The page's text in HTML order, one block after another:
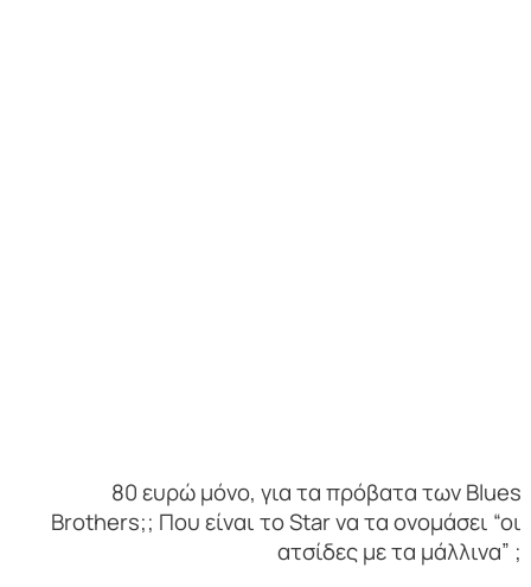
80 ευρώ μόνο, για τα πρόβατα των Blues
Brothers;; Που είναι το Star να τα ονομάσει “οι
ατσίδες με τα μάλλινα” ;